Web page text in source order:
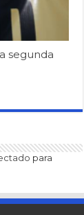
segunda
para